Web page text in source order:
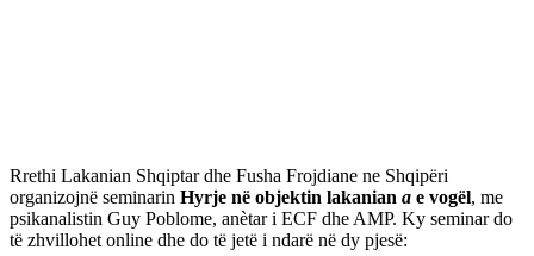
Rrethi Lakanian Shqiptar dhe Fusha Frojdiane ne Shqipëri
organizojnë seminarin Hyrje në objektin lakanian a e vogël, me
psikanalistin Guy Poblome, anètar i ECF dhe AMP. Ky seminar do
të zhvillohet online dhe do të jetë i ndarë në dy pjesë: